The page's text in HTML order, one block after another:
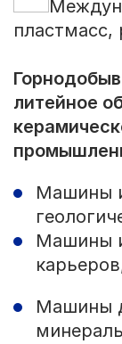
пластмасс,
литейное
Машины
Машины
Машины